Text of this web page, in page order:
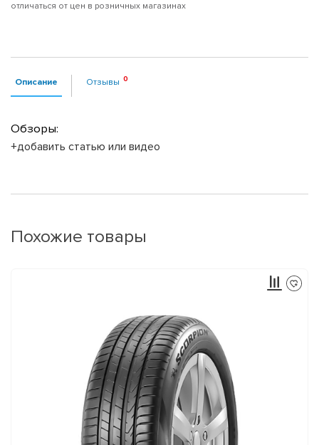
отличаться от цен в розничных магазинах
Описание Отзывы
Обзоры:
+добавить статью или видео
Похожие товары